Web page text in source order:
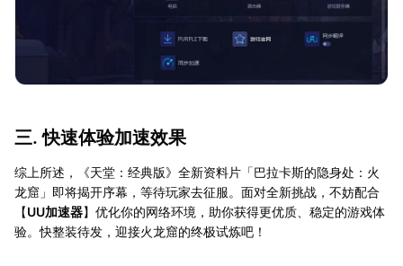
三. 快速体验加速效果
综上所述，《天堂：经典版》全新资料片「巴拉卡斯的隐身处：火
龙窟」即将揭开序幕，等待玩家去征服。面对全新挑战，不妨配合
【UU加速器】优化你的网络环境，助你获得更优质、稳定的游戏体
验。快整装待发，迎接火龙窟的终极试炼吧！